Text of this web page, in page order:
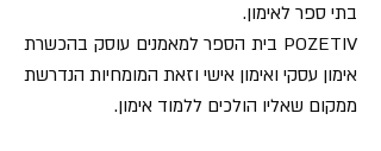
בתי ספר לאימון.
POZETIV בית הספר למאמנים עוסק בהכשרת
אימון עסקי ואימון אישי וזאת המומחיות הנדרשת
ממקום שאליו הולכים ללמוד אימון.